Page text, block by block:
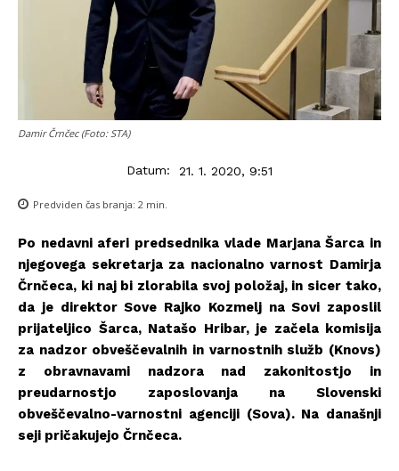
Damir Črnčec (Foto: STA)
Datum: 21. 1. 2020, 9:51
Predviden čas branja: 2 min.
Po nedavni aferi predsednika vlade Marjana Šarca in
njegovega sekretarja za nacionalno varnost Damirja
Črnčeca, ki naj bi zlorabila svoj položaj, in sicer tako,
da je direktor Sove Rajko Kozmelj na Sovi zaposlil
prijateljico Šarca, Natašo Hribar, je začela komisija
za nadzor obveščevalnih in varnostnih služb (Knovs)
z obravnavami nadzora nad zakonitostjo in
preudarnostjo zaposlovanja na Slovenski
obveščevalno-varnostni agenciji (Sova). Na današnji
seji pričakujejo Črnčeca.